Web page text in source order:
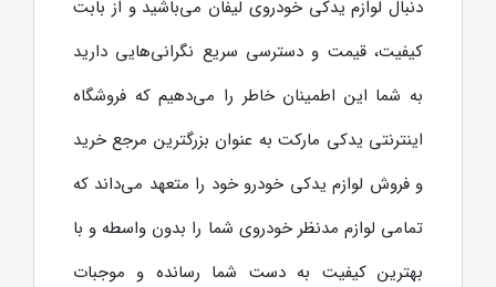
دنبال لوازم یدکی خودروی لیفان می‌باشید و از بابت
کیفیت، قیمت و دسترسی سریع نگرانی‌هایی دارید
به شما این اطمینان خاطر را می‌دهیم که فروشگاه
اینترنتی یدکی مارکت به عنوان بزرگترین مرجع خرید
و فروش لوازم یدکی خودرو خود را متعهد می‌داند که
تمامی لوازم مدنظر خودروی شما را بدون واسطه و با
بهترین کیفیت به دست شما رسانده و موجبات